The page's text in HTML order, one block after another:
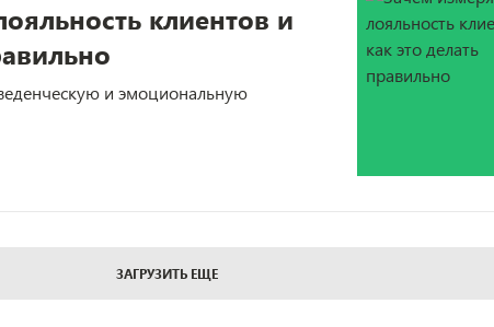
клиентов и
и эмоциональную
ЗАГРУЗИТЬ ЕЩЕ